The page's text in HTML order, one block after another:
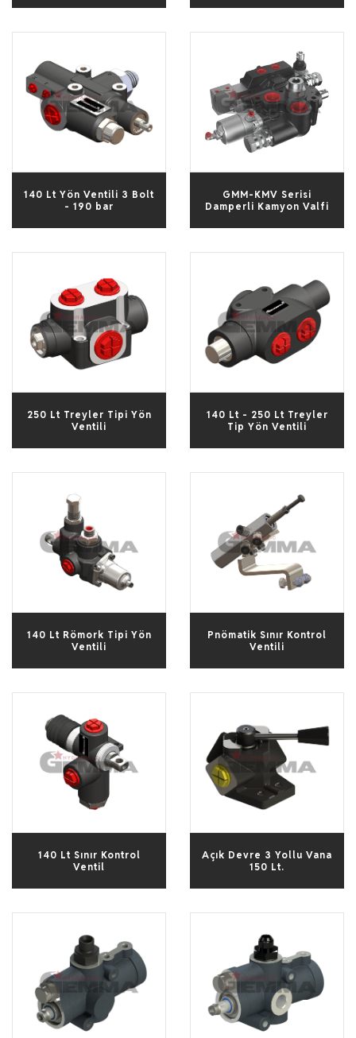
140 Lt Yön Ventili 3 Bolt
- 190 bar
GMM-KMV Serisi
Damperli Kamyon Valfi
250 Lt Treyler Tipi Yön
Ventili
140 Lt - 250 Lt Treyler
Tip Yön Ventili
140 Lt Römork Tipi Yön
Ventili
Pnömatik Sınır Kontrol
Ventili
140 Lt Sınır Kontrol
Ventil
Açık Devre 3 Yollu Vana
150 Lt.